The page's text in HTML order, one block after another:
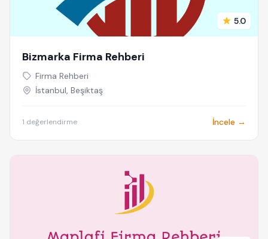
5.0
Bizmarka Firma Rehberi
Firma Rehberi
İstanbul, Beşiktaş
1 değerlendirme İncele →